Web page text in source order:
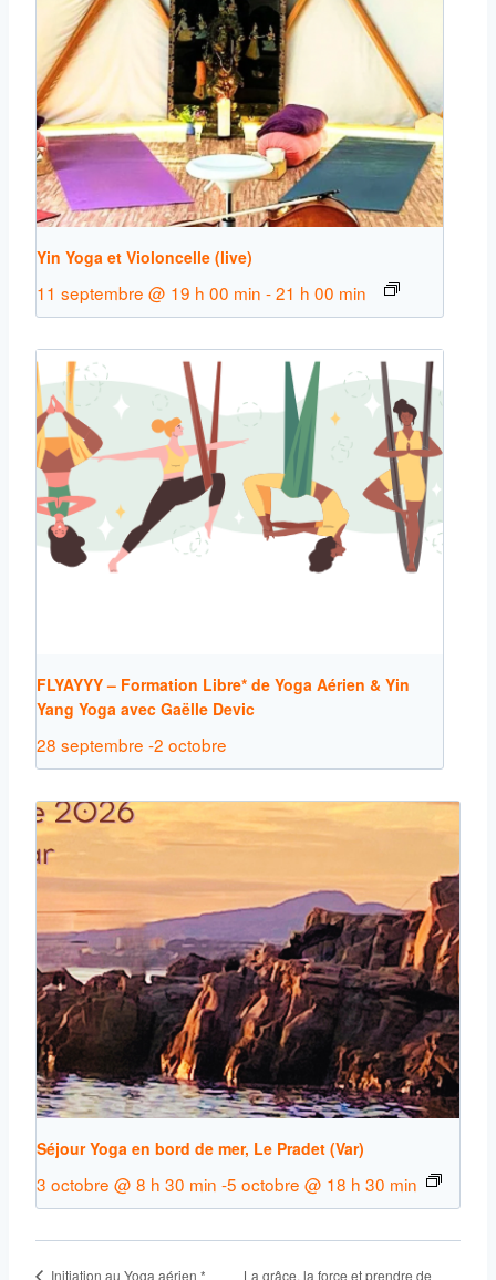
Yin Yoga et Violoncelle (live)
11 septembre @ 19 h 00 min -21 h 00 min
FLYAYYY – Formation Libre* de Yoga Aérien & Yin
Yang Yoga avec Gaëlle Devic
28 septembre -2 octobre
Séjour Yoga en bord de mer, Le Pradet (Var)
3 octobre @ 8 h 30 min -5 octobre @ 18 h 30 min
Initiation au Yoga aérien * La grâce, la force et prendre de